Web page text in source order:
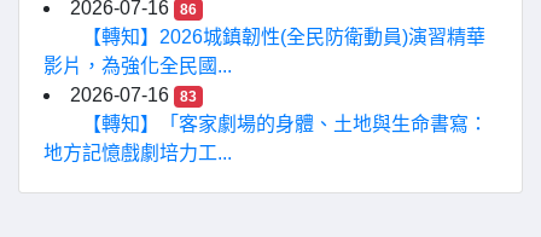
2026-07-16
86
【轉知】2026城鎮韌性(全民防衛動員)演習精華
影片，為強化全民國...
2026-07-16
83
【轉知】「客家劇場的身體、土地與生命書寫：
地方記憶戲劇培力工...